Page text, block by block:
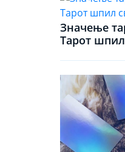
Значење
Тарот